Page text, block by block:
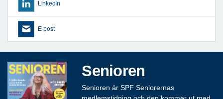
LinkedIn
E-post
Senioren
Senioren är SPF Seniorernas